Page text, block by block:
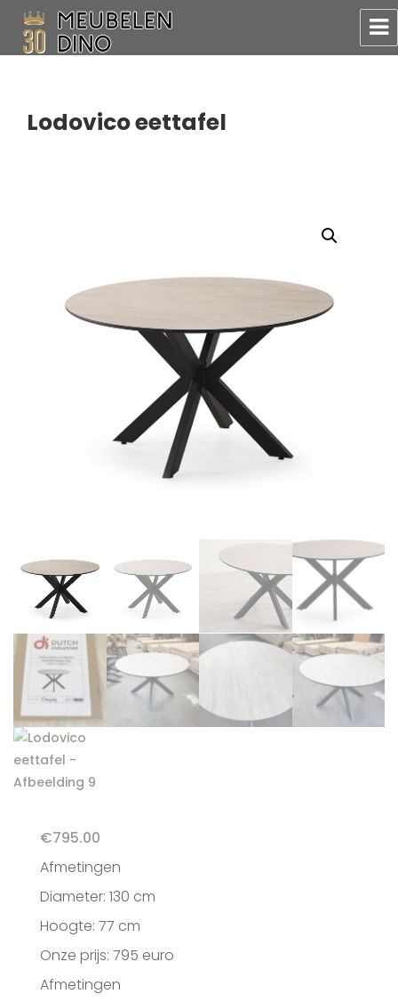
Lodovico eettafel
€795.00
Afmetingen
Diameter: 130 cm
Hoogte: 77 cm
Onze prijs: 795 euro
Afmetingen